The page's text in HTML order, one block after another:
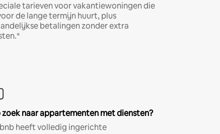
tarieven voor vakantiewoningen die
de lange termijn huurt, plus
betalingen zonder extra
zoek naar appartementen met diensten?
heeft volledig ingerichte